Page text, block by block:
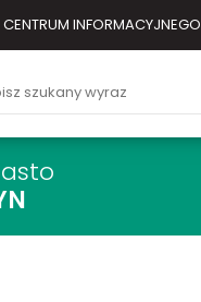
CENTRUM INFORMACYJNEGO